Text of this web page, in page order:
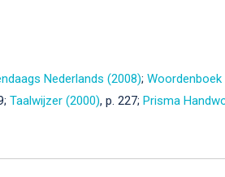
Nederlands (2008); Woordenboek
Taalwijzer (2000), p. 227; Prisma